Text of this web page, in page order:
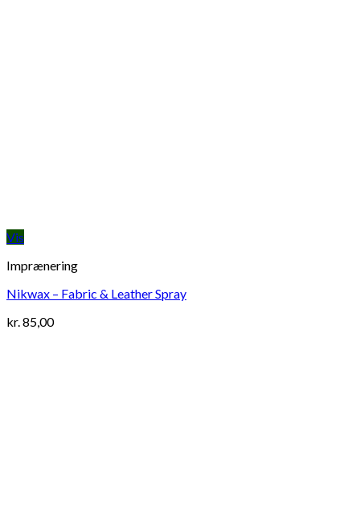
Vis
Imprænering
Nikwax – Fabric & Leather Spray
kr.85,00